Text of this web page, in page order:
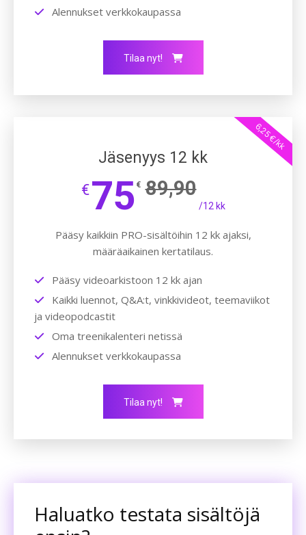
Alennukset verkkokaupassa
Tilaa nyt!
6,25 €/kk
Jäsenyys 12 kk
€75 € 89,90
/12 kk
Pääsy kaikkiin PRO-sisältöihin 12 kk ajaksi,
määräaikainen kertatilaus.
Pääsy videoarkistoon 12 kk ajan
Kaikki luennot, Q&A:t, vinkkivideot, teemaviikot
ja videopodcastit
Oma treenikalenteri netissä
Alennukset verkkokaupassa
Tilaa nyt!
Haluatko testata sisältöjä